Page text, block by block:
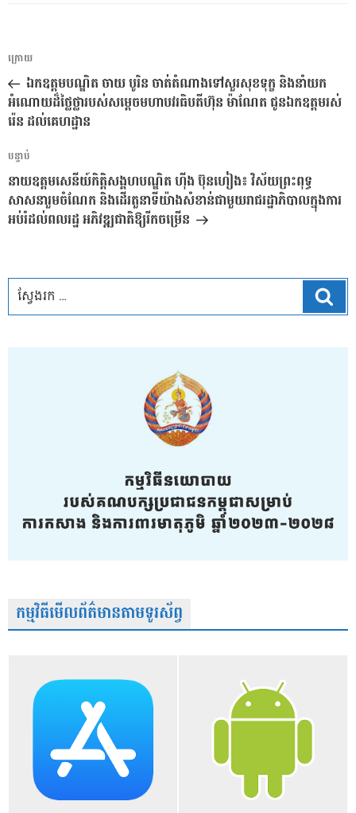
ការ​
នាំទិស​
ប្រកាស
អត្ថបទ
មុន
ក្រោយ
ឯកឧត្តមបណ្ឌិត ចាយ បូរិន ចាត់តំណាងទៅសួរសុខទុក្ខ និងនាំយក
អំណោយដ៏ថ្លៃថ្លារបស់សម្តេចមហាបវរធិបតីហ៊ុន ម៉ាណែត ជូនឯកឧត្តមរស់
រ៉េន ដល់គេហដ្ឋាន
អត្ថបទ
បន្ទាប់
បន្ទាប់
នាយឧត្តមសេនីយ៍កិត្តិសង្គហបណ្ឌិត ហ៊ីង ប៊ុនហៀង៖ វិស័យព្រះពុទ្ធ
សាសនារួមចំណែក និងដើរតួនាទីយ៉ាងសំខាន់ជាមួយរាជរដ្ឋាភិបាលក្នុងការ
អប់រំដល់ពលរដ្ឋ អភិវឌ្ឍជាតិឱ្យរីកចម្រើន
កម្មវិធីមើលព័ត៌មានតាមទូរស័ព្វ